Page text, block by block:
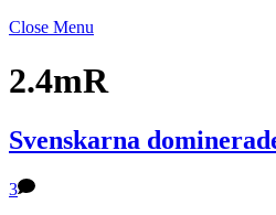
Close Menu
2.4mR
Svenskarna
3